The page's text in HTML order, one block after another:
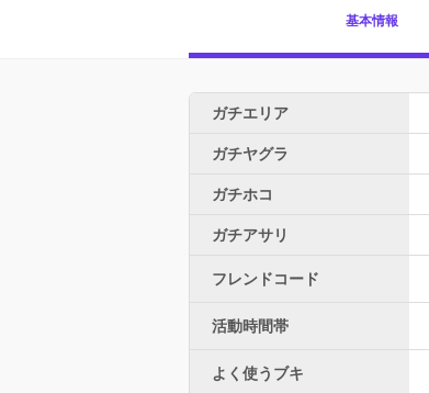
基本情報
ガチエリア
ガチヤグラ
ガチホコ
ガチアサリ
フレンドコード
活動時間帯
よく使うブキ